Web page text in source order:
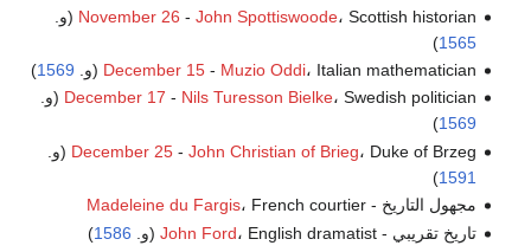
November 26 - John Spottiswoode، Scottish historian (و.
1565
)
December 15- Muzio Oddi، Italian mathematician (و. 1569
)
December 17 - Nils Turesson Bielke، Swedish politician (و.
1569
)
December 25- John Christian of Brieg، Duke of Brzeg (و.
1591
)
مجهول التاريخ -
Madeleine du Fargis، French courtier
تاريخ تقريبي -
John Ford، English dramatist (و. 1586
)